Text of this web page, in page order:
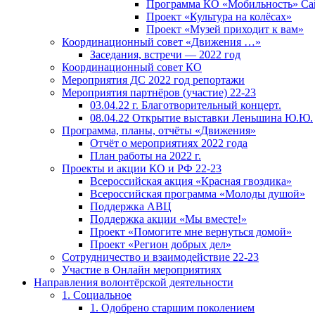
Программа КО «Мобильность»
Проект «Культура на колёсах»
Проект «Музей приходит к вам»
Координационный совет «Движения …»
Заседания, встречи — 2022 год
Координационный совет КО
Мероприятия ДС 2022 год репортажи
Мероприятия партнёров (участие) 22-23
03.04.22 г. Благотворительный концерт.
08.04.22 Открытие выставки Леньшина Ю.Ю.
Программа, планы, отчёты «Движения»
Отчёт о мероприятиях 2022 года
План работы на 2022 г.
Проекты и акции КО и РФ 22-23
Всероссийская акция «Красная гвоздика»
Всероссийская программа «Молоды душой»
Поддержка АВЦ
Поддержка акции «Мы вместе!»
Проект «Помогите мне вернуться домой»
Проект «Регион добрых дел»
Сотрудничество и взаимодействие 22-23
Участие в Онлайн мероприятиях
Направления волонтёрской деятельности
1. Социальное
1. Одобрено старшим поколением